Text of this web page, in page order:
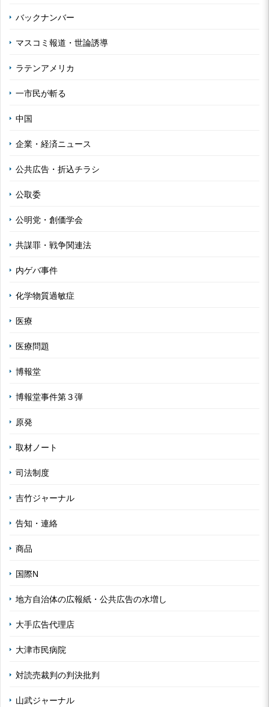
バックナンバー
マスコミ報道・世論誘導
ラテンアメリカ
一市民が斬る
中国
企業・経済ニュース
公共広告・折込チラシ
公取委
公明党・創価学会
共謀罪・戦争関連法
内ゲバ事件
化学物質過敏症
医療
医療問題
博報堂
博報堂事件第３弾
原発
取材ノート
司法制度
吉竹ジャーナル
告知・連絡
商品
国際N
地方自治体の広報紙・公共広告の水増し
大手広告代理店
大津市民病院
対読売裁判の判決批判
山武ジャーナル